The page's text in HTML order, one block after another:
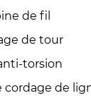
de fil
de tour
torsion
de